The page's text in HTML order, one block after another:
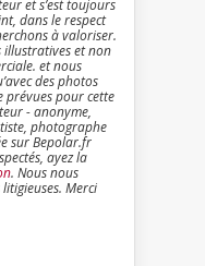
et s’est toujours
dans le respect
à valoriser.
illustratives et non
et nous
des photos
prévues pour cette
- anonyme,
photographe
sur Bepolar.fr
ayez la
. Nous nous
Merci